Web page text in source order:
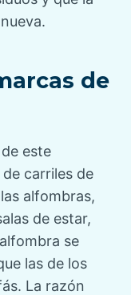
de
este
carriles de
alfombras,
de estar,
se
las de los
La razón